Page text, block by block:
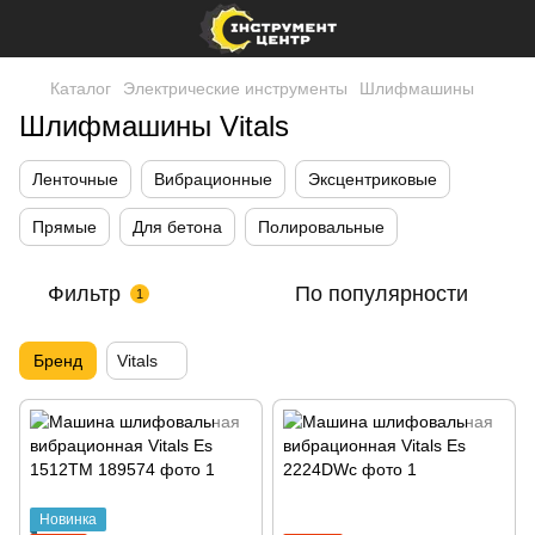
Каталог Электрические инструменты Шлифмашины
Шлифмашины Vitals
Ленточные Вибрационные Эксцентриковые
Прямые Для бетона Полировальные
Фильтр 1 По популярности
Бренд Vitals
Новинка